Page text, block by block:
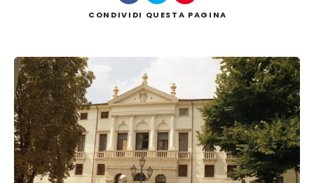
Cerca
CONDIVIDI QUESTA PAGINA